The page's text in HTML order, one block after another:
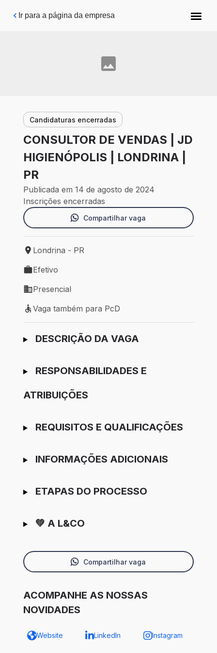
Pular para o conteúdo principal
Ir para a página da empresa
Candidaturas encerradas
CONSULTOR DE VENDAS | JD
HIGIENÓPOLIS | LONDRINA |
PR
Publicada em 14 de agosto de 2024
Inscrições encerradas
Compartilhar vaga
Local de trabalho: Londrina - PR
Londrina - PR
Tipo de vaga: Efetivo
Efetivo
Modelo de trabalho: Presencial
Presencial
Vaga também para PcD
Vaga também para PcD
Ir para candidatura
DESCRIÇÃO DA VAGA
RESPONSABILIDADES E
ATRIBUIÇÕES
REQUISITOS E QUALIFICAÇÕES
INFORMAÇÕES ADICIONAIS
ETAPAS DO PROCESSO
💚 A L&CO
Compartilhar vaga
ACOMPANHE AS NOSSAS
NOVIDADES
Website LinkedIn Instagram